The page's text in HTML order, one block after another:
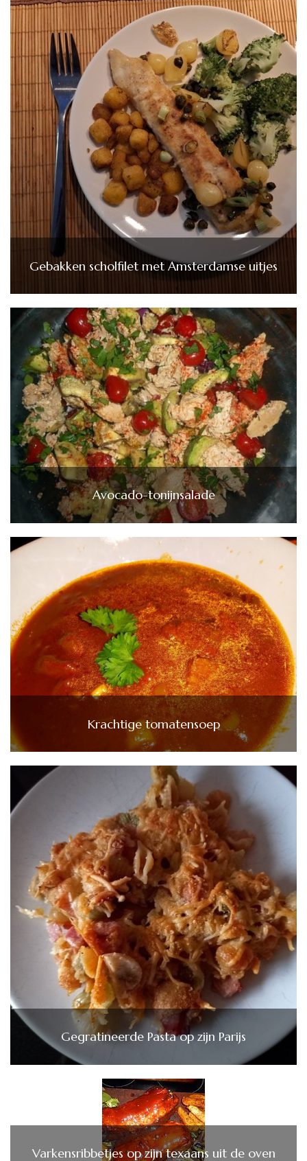
Gebakken scholfilet met Amsterdamse uitjes
Avocado-tonijnsalade
Krachtige tomatensoep
Gegratineerde Pasta op zijn Parijs
Varkensribbetjes op zijn texaans uit de oven